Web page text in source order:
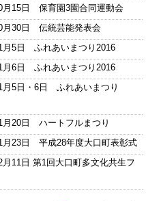
15日 保育園3園合同運動会
30日 伝統芸能発表会
5日 ふれあいまつり2016
6日 ふれあいまつり2016
5日・6日 ふれあいまつり
20日 ハートフルまつり
23日 平成28年度大口町表彰式
11日 第1回大口町多文化共生フ